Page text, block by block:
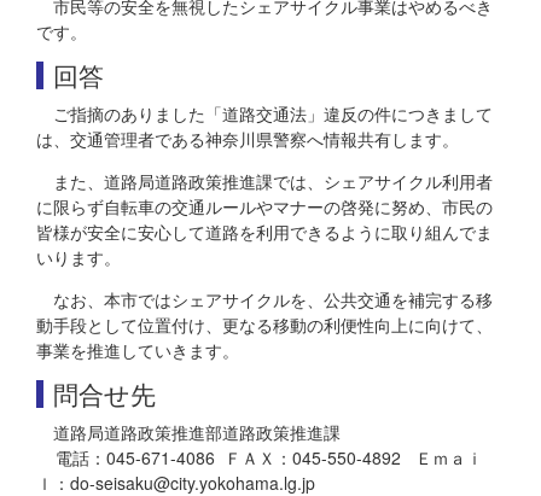
市民等の安全を無視したシェアサイクル事業はやめるべき
です。
回答
ご指摘のありました「道路交通法」違反の件につきまして
は、交通管理者である神奈川県警察へ情報共有します。
また、道路局道路政策推進課では、シェアサイクル利用者
に限らず自転車の交通ルールやマナーの啓発に努め、市民の
皆様が安全に安心して道路を利用できるように取り組んでま
いります。
なお、本市ではシェアサイクルを、公共交通を補完する移
動手段として位置付け、更なる移動の利便性向上に向けて、
事業を推進していきます。
問合せ先
道路局道路政策推進部道路政策推進課
電話：045-671-4086 ＦＡＸ：045-550-4892 Ｅｍａｉ
ｌ：do-seisaku@city.yokohama.lg.jp